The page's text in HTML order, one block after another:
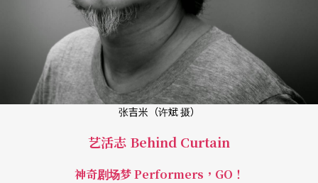
张吉米（许斌 摄）
艺活志 Behind Curtain
神奇剧场梦 Performers，GO！